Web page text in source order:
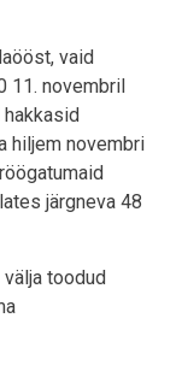
vaid
11. novembril
hakkasid
hiljem novembri
järgneva 48
toodud